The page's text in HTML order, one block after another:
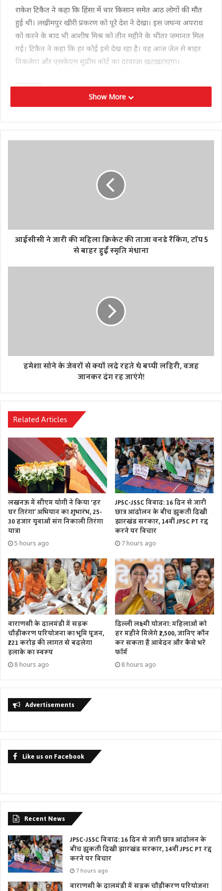
राकेश टिकैत ने कहा कि हिंसा में चार किसान समेत आठ लोगों की मौत
हुई थी। लखीमपुर खीरी प्रकरण को पूरे देश ने देखा। इस जघन्य अपराध
को करने के बाद भी आशीष मिश्र को तीन महीने के भीतर जमानत मिल
गई। टिकैत ने कहा कि हर कोई इसे देख रहा है। वह आज जेल से बाहर
निकलेगा और एसकेएम सुप्रीम कोर्ट का दरवाजा खटखटाएगा।
Tags ashishmishra
Show More
आईसीसी ने जारी की महिला क्रिकेट की ताजा वनडे रैंकिंग, टॉप 5
से बाहर हुईं स्‍मृति मंधाना
हमेशा सोने के जेवरों से क्यों लदे रहते थे बप्पी लहिरी, वजह
जानकर दंग रह जाएंगे!
Related Articles
लखनऊ में सीएम योगी ने किया ‘हर
घर तिरंगा’ अभियान का शुभारंभ, 25-
30 हजार युवाओं संग निकाली तिरंगा
यात्रा
5 hours ago
JPSC-JSSC विवाद: 16 दिन से जारी
छात्र आंदोलन के बीच झुकती दिखी
झारखंड सरकार, 14वीं JPSC PT रद्द
करने पर विचार
7 hours ago
वाराणसी के दालमंडी में सड़क
चौड़ीकरण परियोजना का भूमि पूजन,
₹221 करोड़ की लागत से बदलेगा
इलाके का स्वरूप
8 hours ago
दिल्ली लक्ष्मी योजना: महिलाओं को
हर महीने मिलेंगे ₹2,500, जानिए कौन
कर सकता है आवेदन और कैसे भरें
फॉर्म
8 hours ago
Advertisements
Like us on Facebook
Recent News
JPSC-JSSC विवाद: 16 दिन से जारी छात्र आंदोलन के
बीच झुकती दिखी झारखंड सरकार, 14वीं JPSC PT रद्द
करने पर विचार
7 hours ago
वाराणसी के दालमंडी में सड़क चौड़ीकरण परियोजना